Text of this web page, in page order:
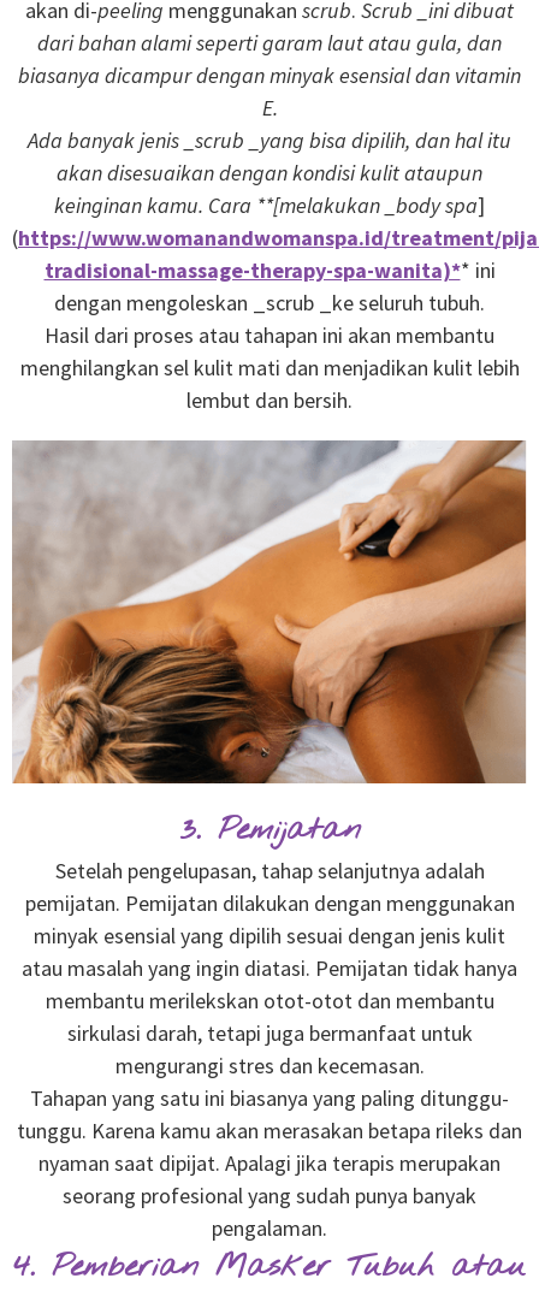
akan di-peeling menggunakan scrub. Scrub _ini dibuat
dari bahan alami seperti garam laut atau gula, dan
biasanya dicampur dengan minyak esensial dan vitamin
E.
Ada banyak jenis _scrub _yang bisa dipilih, dan hal itu
akan disesuaikan dengan kondisi kulit ataupun
keinginan kamu. Cara **[melakukan _body spa]
(https://www.womanandwomanspa.id/treatment/
tradisional-massage-therapy-spa-wanita)** ini
dengan mengoleskan _scrub _ke seluruh tubuh.
Hasil dari proses atau tahapan ini akan membantu
menghilangkan sel kulit mati dan menjadikan kulit lebih
lembut dan bersih.
3. Pemijatan
Setelah pengelupasan, tahap selanjutnya adalah
pemijatan. Pemijatan dilakukan dengan menggunakan
minyak esensial yang dipilih sesuai dengan jenis kulit
atau masalah yang ingin diatasi. Pemijatan tidak hanya
membantu merilekskan otot-otot dan membantu
sirkulasi darah, tetapi juga bermanfaat untuk
mengurangi stres dan kecemasan.
Tahapan yang satu ini biasanya yang paling ditunggu-
tunggu. Karena kamu akan merasakan betapa rileks dan
nyaman saat dipijat. Apalagi jika terapis merupakan
seorang profesional yang sudah punya banyak
pengalaman.
4. Pemberian Masker Tubuh atau